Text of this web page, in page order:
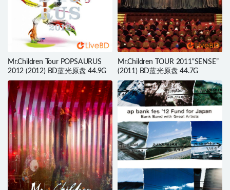
Mr.Children Tour POPSAURUS
2012 (2012) BD蓝光原盘 44.9G
Mr.Children TOUR 2011“SENSE”
(2011) BD蓝光原盘 44.7G